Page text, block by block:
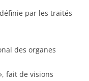
par les traités
des organes
fait de visions